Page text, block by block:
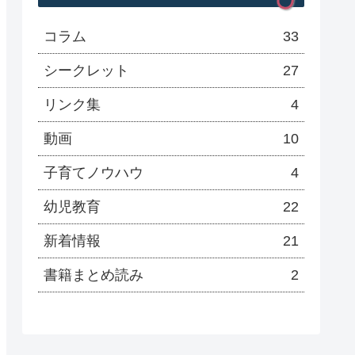
コラム 33
シークレット 27
リンク集 4
動画 10
子育てノウハウ 4
幼児教育 22
新着情報 21
書籍まとめ読み 2